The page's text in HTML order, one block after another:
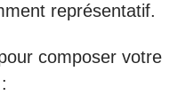
représentatif.
composer votre